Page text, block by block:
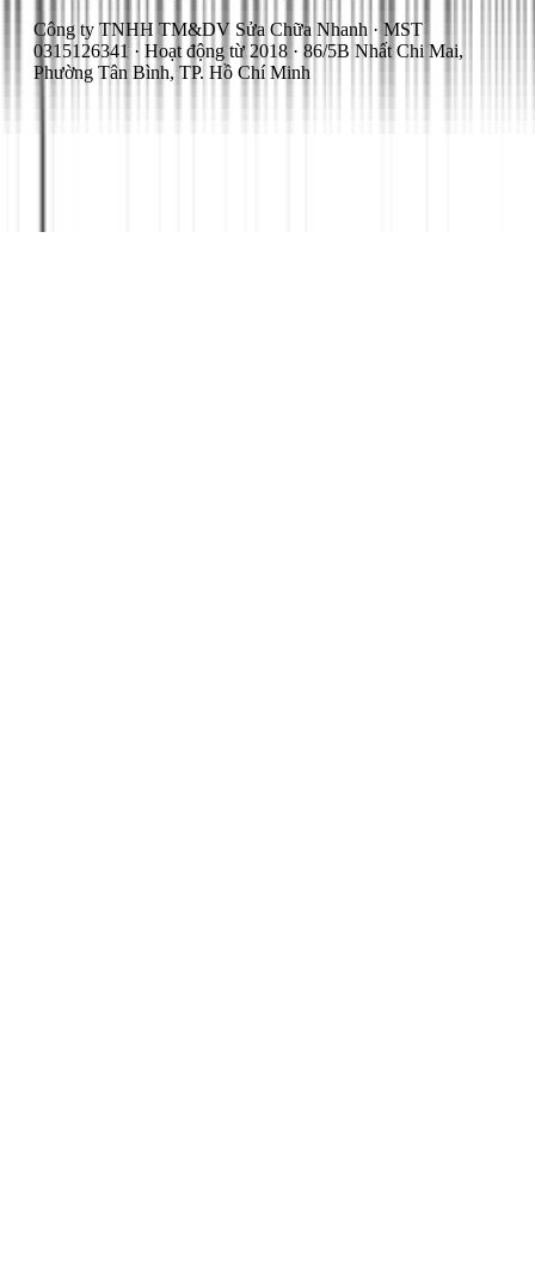
Công ty TNHH TM&DV Sửa Chữa Nhanh · MST
0315126341 · Hoạt động từ 2018 · 86/5B Nhất Chi Mai,
Phường Tân Bình, TP. Hồ Chí Minh